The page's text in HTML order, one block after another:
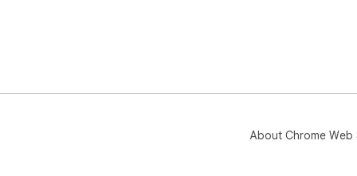
About Chrome Web